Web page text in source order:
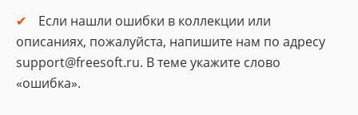
Если нашли ошибки в коллекции или
описаниях, пожалуйста, напишите нам по адресу
support@freesoft.ru. В теме укажите слово
«ошибка».